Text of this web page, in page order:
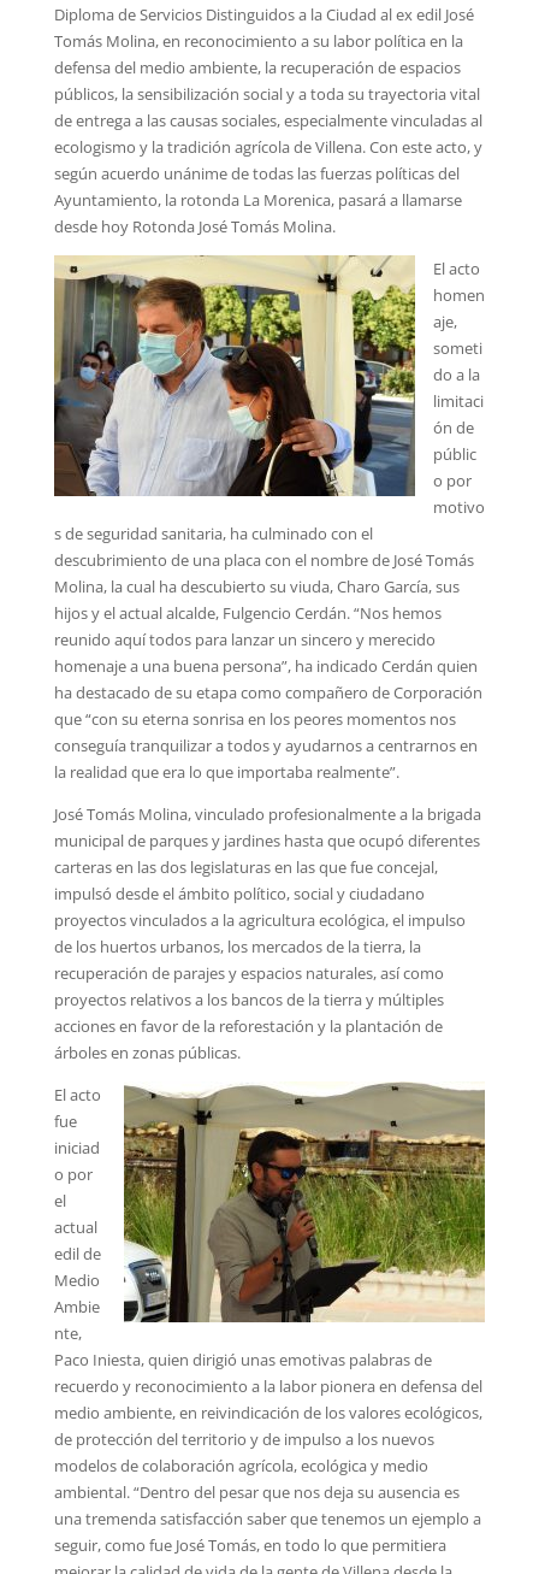
Diploma de Servicios Distinguidos a la Ciudad al ex edil José
Tomás Molina, en reconocimiento a su labor política en la
defensa del medio ambiente, la recuperación de espacios
públicos, la sensibilización social y a toda su trayectoria vital
de entrega a las causas sociales, especialmente vinculadas al
ecologismo y la tradición agrícola de Villena. Con este acto, y
según acuerdo unánime de todas las fuerzas políticas del
Ayuntamiento, la rotonda La Morenica, pasará a llamarse
desde hoy Rotonda José Tomás Molina.
El acto
homen
aje,
someti
do a la
limitaci
ón de
públic
o por
motivo
s de seguridad sanitaria, ha culminado con el
descubrimiento de una placa con el nombre de José Tomás
Molina, la cual ha descubierto su viuda, Charo García, sus
hijos y el actual alcalde, Fulgencio Cerdán. “Nos hemos
reunido aquí todos para lanzar un sincero y merecido
homenaje a una buena persona”, ha indicado Cerdán quien
ha destacado de su etapa como compañero de Corporación
que “con su eterna sonrisa en los peores momentos nos
conseguía tranquilizar a todos y ayudarnos a centrarnos en
la realidad que era lo que importaba realmente”.
José Tomás Molina, vinculado profesionalmente a la brigada
municipal de parques y jardines hasta que ocupó diferentes
carteras en las dos legislaturas en las que fue concejal,
impulsó desde el ámbito político, social y ciudadano
proyectos vinculados a la agricultura ecológica, el impulso
de los huertos urbanos, los mercados de la tierra, la
recuperación de parajes y espacios naturales, así como
proyectos relativos a los bancos de la tierra y múltiples
acciones en favor de la reforestación y la plantación de
árboles en zonas públicas.
El acto
fue
iniciad
o por
el
actual
edil de
Medio
Ambie
nte,
Paco Iniesta, quien dirigió unas emotivas palabras de
recuerdo y reconocimiento a la labor pionera en defensa del
medio ambiente, en reivindicación de los valores ecológicos,
de protección del territorio y de impulso a los nuevos
modelos de colaboración agrícola, ecológica y medio
ambiental. “Dentro del pesar que nos deja su ausencia es
una tremenda satisfacción saber que tenemos un ejemplo a
seguir, como fue José Tomás, en todo lo que permitiera